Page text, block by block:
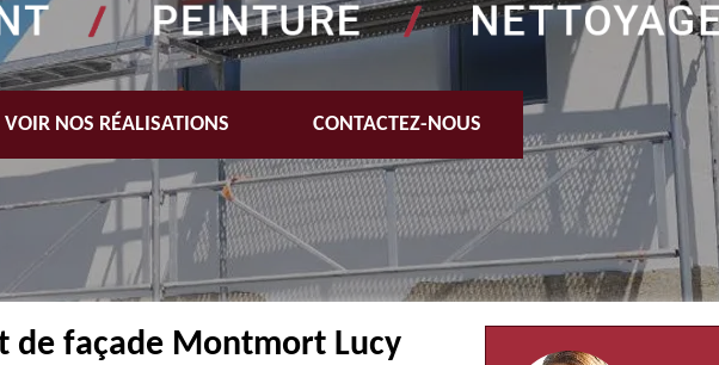
VOIR NOS RÉALISATIONS CONTACTEZ-NOUS
de façade Montmort Lucy